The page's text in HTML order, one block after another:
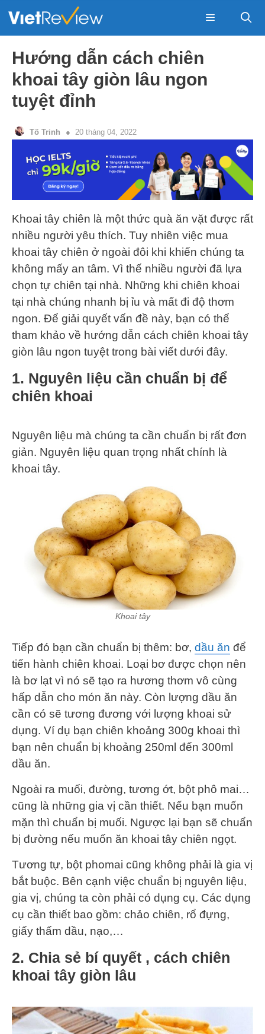
Hướng dẫn cách chiên
khoai tây giòn lâu ngon
tuyệt đỉnh
Tố Trinh 20 tháng 04, 2022
Khoai tây chiên là một thức quà ăn vặt được rất
nhiều người yêu thích. Tuy nhiên việc mua
khoai tây chiên ở ngoài đôi khi khiến chúng ta
không mấy an tâm. Vì thế nhiều người đã lựa
chọn tự chiên tại nhà. Những khi chiên khoai
tại nhà chúng nhanh bị ỉu và mất đi độ thơm
ngon. Để giải quyết vấn đề này, bạn có thể
tham khảo về hướng dẫn cách chiên khoai tây
giòn lâu ngon tuyệt trong bài viết dưới đây.
1. Nguyên liệu cần chuẩn bị để
chiên khoai
Nguyên liệu mà chúng ta cần chuẩn bị rất đơn
giản. Nguyên liệu quan trọng nhất chính là
khoai tây.
Khoai tây
Tiếp đó bạn cần chuẩn bị thêm: bơ, dầu ăn để
tiến hành chiên khoai. Loại bơ được chọn nên
là bơ lạt vì nó sẽ tạo ra hương thơm vô cùng
hấp dẫn cho món ăn này. Còn lượng dầu ăn
cần có sẽ tương đương với lượng khoai sử
dụng. Ví dụ bạn chiên khoảng 300g khoai thì
bạn nên chuẩn bị khoảng 250ml đến 300ml
dầu ăn.
Ngoài ra muối, đường, tương ớt, bột phô mai…
cũng là những gia vị cần thiết. Nếu bạn muốn
mặn thì chuẩn bị muối. Ngược lại bạn sẽ chuẩn
bị đường nếu muốn ăn khoai tây chiên ngọt.
Tương tự, bột phomai cũng không phải là gia vị
bắt buộc. Bên cạnh việc chuẩn bị nguyên liệu,
gia vị, chúng ta còn phải có dụng cụ. Các dụng
cụ cần thiết bao gồm: chảo chiên, rổ đựng,
giấy thấm dầu, nạo,…
2. Chia sẻ bí quyết , cách chiên
khoai tây giòn lâu